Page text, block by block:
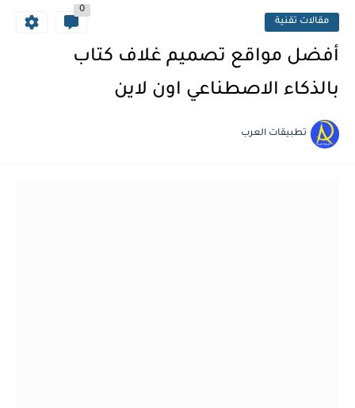
مقالات تقنية
0
أفضل مواقع تصميم غلاف كتاب
بالذكاء الاصطناعي اون لاين
تطبيقات العرب